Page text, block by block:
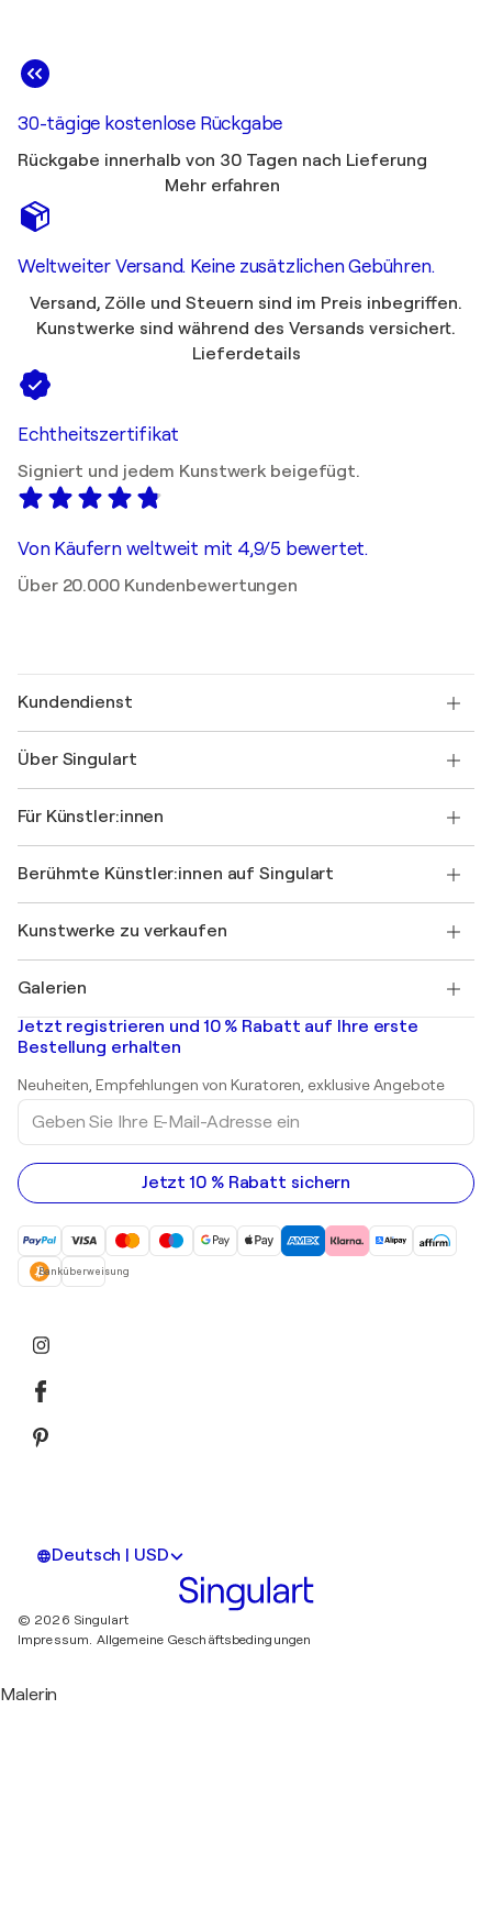
30-tägige kostenlose Rückgabe
Rückgabe innerhalb von 30 Tagen nach Lieferung
Mehr erfahren
Weltweiter Versand. Keine zusätzlichen Gebühren.
Versand, Zölle und Steuern sind im Preis inbegriffen.
Kunstwerke sind während des Versands versichert.
Lieferdetails
Echtheitszertifikat
Signiert und jedem Kunstwerk beigefügt.
Von Käufern weltweit mit 4,9/5 bewertet.
Über 20.000 Kundenbewertungen
Kundendienst
Versand
Einen Gutschein verschenken
Werden Sie Mitglied unseres Handelsprogramms
Ihr Konto
+49 30 31196995
Über Singulart
FAQ
Singulart-Magazin
Jobs
Entdecken Sie kuratierte Originalkunst
Für Künstler:innen
Als Künstler anmelden
Berühmte Künstler:innen auf Singulart
Marc Chagall
Banksy
Mr. Brainwash
Shepard Fairey
Kunstwerke zu verkaufen
Abstrakte Gemälde zu verkaufen
Landschaftsgemälde
Drucke
Acrylgemälde
Galerien
Kunstgalerien in Deutschland
Kunstgalerien in Schweiz
Jetzt registrieren und 10 % Rabatt auf Ihre erste
Bestellung erhalten
Neuheiten, Empfehlungen von Kuratoren, exklusive Angebote
Geben
Sie
Ihre
E-
Mail-
Adresse
Jetzt 10 % Rabatt sichern
Banküberweisung
Deutsch | USD
© 2026 Singulart
Impressum. Allgemeine Geschäftsbedingungen
Malerin